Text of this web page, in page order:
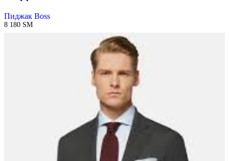
Пиджак Boss
8 180 ЅМ